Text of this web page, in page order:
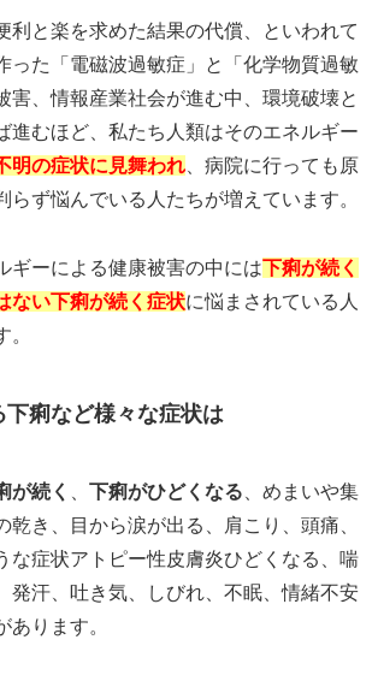
利と楽を求めた結果の代償、といわれて
った「電磁波過敏症」と「化学物質過敏
害、情報産業社会が進む中、環境破壊と
進むほど、私たち人類はそのエネルギー
明の症状に見舞われ 、病院に行っても原
らず悩んでいる人たちが増えています。
ギーによる健康被害の中には下痢が続く
ない下痢が続く症状に悩まされている人
下痢など様々な症状は
が続く 下痢がひどくなる 、めまいや集
乾き、目から涙が出る、肩こり、頭痛、
な症状アトピー性皮膚炎ひどくなる、喘
発汗、吐き気、しびれ、不眠、情緒不安
あります。